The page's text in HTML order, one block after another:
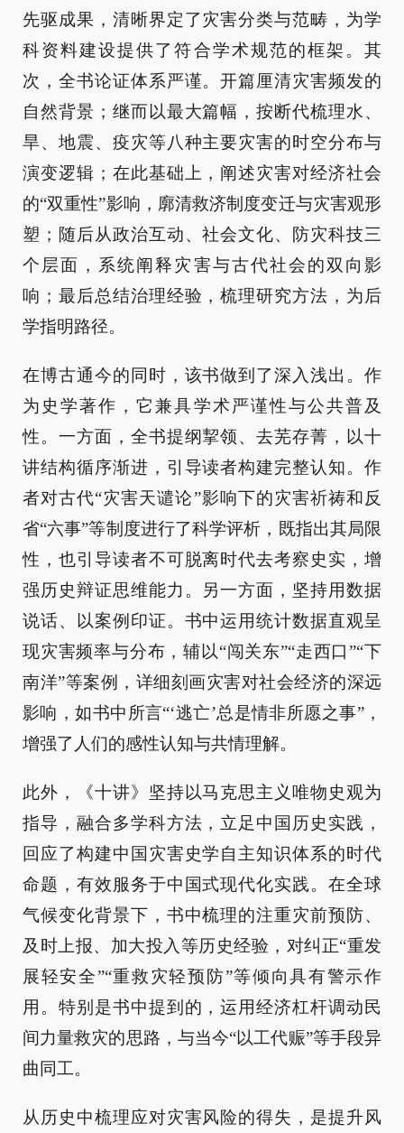
先驱成果，清晰界定了灾害分类与范畴，为学
科资料建设提供了符合学术规范的框架。其
次，全书论证体系严谨。开篇厘清灾害频发的
自然背景；继而以最大篇幅，按断代梳理水、
旱、地震、疫灾等八种主要灾害的时空分布与
演变逻辑；在此基础上，阐述灾害对经济社会
的“双重性”影响，廓清救济制度变迁与灾害观形
塑；随后从政治互动、社会文化、防灾科技三
个层面，系统阐释灾害与古代社会的双向影
响；最后总结治理经验，梳理研究方法，为后
学指明路径。
在博古通今的同时，该书做到了深入浅出。作
为史学著作，它兼具学术严谨性与公共普及
性。一方面，全书提纲挈领、去芜存菁，以十
讲结构循序渐进，引导读者构建完整认知。作
者对古代“灾害天谴论”影响下的灾害祈祷和反
省“六事”等制度进行了科学评析，既指出其局限
性，也引导读者不可脱离时代去考察史实，增
强历史辩证思维能力。另一方面，坚持用数据
说话、以案例印证。书中运用统计数据直观呈
现灾害频率与分布，辅以“闯关东”“走西口”“下
南洋”等案例，详细刻画灾害对社会经济的深远
影响，如书中所言“‘逃亡’总是情非所愿之事”，
增强了人们的感性认知与共情理解。
此外，《十讲》坚持以马克思主义唯物史观为
指导，融合多学科方法，立足中国历史实践，
回应了构建中国灾害史学自主知识体系的时代
命题，有效服务于中国式现代化实践。在全球
气候变化背景下，书中梳理的注重灾前预防、
及时上报、加大投入等历史经验，对纠正“重发
展轻安全”“重救灾轻预防”等倾向具有警示作
用。特别是书中提到的，运用经济杠杆调动民
间力量救灾的思路，与当今“以工代赈”等手段异
曲同工。
从历史中梳理应对灾害风险的得失，是提升风